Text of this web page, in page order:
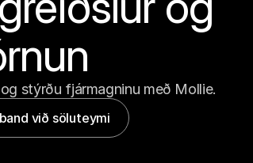
stýrðu fjármagninu með Mollie.
við söluteymi